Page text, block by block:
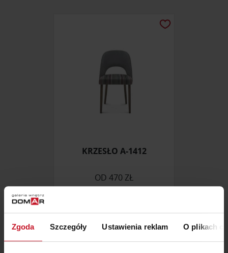
Zgoda Szczegóły Ustawienia reklam O plikach
KRZESŁO A-1412
OD 470 ZŁ